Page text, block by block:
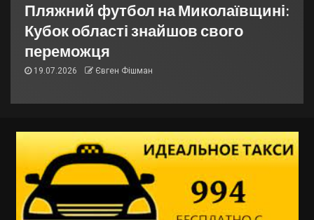
Пляжний футбол на Миколаївщині:
Кубок області знайшов свого
переможця
19.07.2026 Євген Фішман